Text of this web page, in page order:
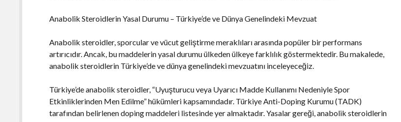
Anabolik Steroidlerin Yasal Durumu – Türkiye’de ve Dünya Genelindeki Mevzuat
Anabolik steroidler, sporcular ve vücut geliştirme meraklıları arasında popüler bir performans
artırıcıdır. Ancak, bu maddelerin yasal durumu ülkeden ülkeye farklılık göstermektedir. Bu makalede,
anabolik steroidlerin Türkiye’de ve dünya genelindeki mevzuatını inceleyeceğiz.
Türkiye’de anabolik steroidler, “Uyuşturucu veya Uyarıcı Madde Kullanımı Nedeniyle Spor
Etkinliklerinden Men Edilme” hükümleri kapsamındadır. Türkiye Anti-Doping Kurumu (TADK)
tarafından belirlenen doping maddeleri listesinde yer almaktadır. Yasalar gereği, anabolik steroidlerin